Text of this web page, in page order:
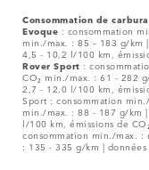
Consommation de
Evoque : consommation
min./max. : 85 – 183 g/km |
4,5 - 10,2 l/100 km,
Rover Sport :
CO₂ min./max. : 61 - 282
2,7 - 12,0 l/100 km,
Sport : consommation
min./max. : 88 - 187 g/km |
l/100 km, émissions de
consommation min./max. :
: 135 - 335 g/km |